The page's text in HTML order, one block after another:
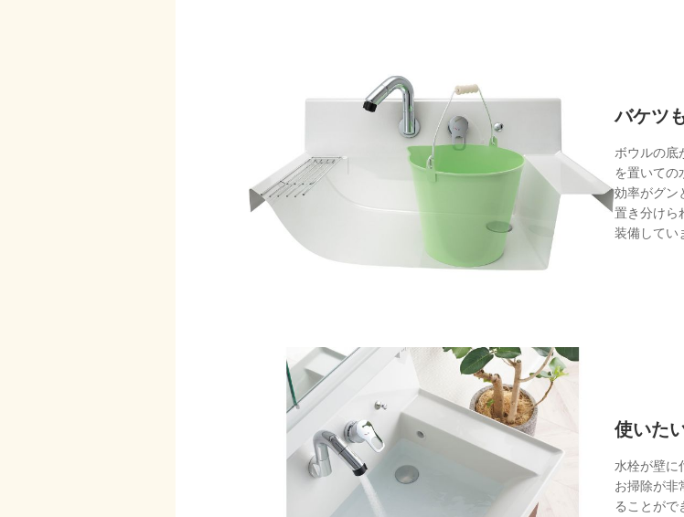
バケツ
ボウルの底
を置いての
効率がグン
置き分けら
装備してい
使いた
水栓が壁に
お掃除が非
ることがで